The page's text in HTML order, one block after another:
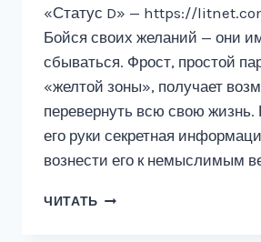
«Статус D» — https://
Бойся своих желаний — они
сбываться. Фрост, простой
«желтой зоны», получает
перевернуть всю свою
его руки секретная
вознести его к немыслимым
ЧИТАТЬ НАСЛЕДИЕ